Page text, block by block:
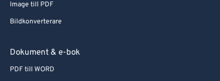
Image till PDF
Bildkonverterare
Dokument & e-bok
PDF till WORD